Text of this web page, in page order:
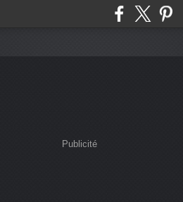
Publicité